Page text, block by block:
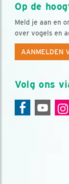
Op de
Meld je aan en
over vogels en
AANMELDEN
Volg ons